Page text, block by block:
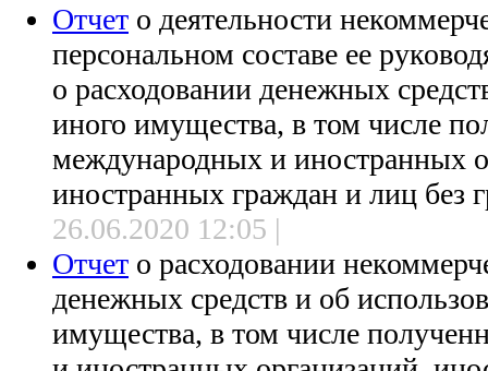
Отчет о деятельности
персональном составе ее
о расходовании денежных
иного имущества, в том числе
международных и иностранных
иностранных граждан и лиц без
26.06.2020 12:05 |
Отчет о расходовании
денежных средств и об
имущества, в том числе